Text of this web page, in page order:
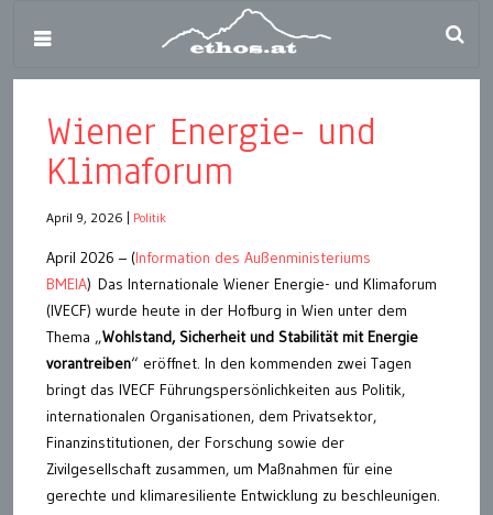
Wiener Energie- und
Klimaforum
April 9, 2026 Politik
April 2026 – (Information des Außenministeriums
BMEIA) Das Internationale Wiener Energie- und Klimaforum
(IVECF) wurde heute in der Hofburg in Wien unter dem
Thema „Wohlstand, Sicherheit und Stabilität mit Energie
vorantreiben“ eröffnet. In den kommenden zwei Tagen
bringt das IVECF Führungspersönlichkeiten aus Politik,
internationalen Organisationen, dem Privatsektor,
Finanzinstitutionen, der Forschung sowie der
Zivilgesellschaft zusammen, um Maßnahmen für eine
gerechte und klimaresiliente Entwicklung zu beschleunigen.